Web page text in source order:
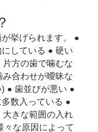
挙げられます。 ●
している ● 硬い
方の歯で噛むな
合わせが曖昧な
● 歯並びが悪い ●
数入っている ●
きな範囲の入れ
々な原因によって